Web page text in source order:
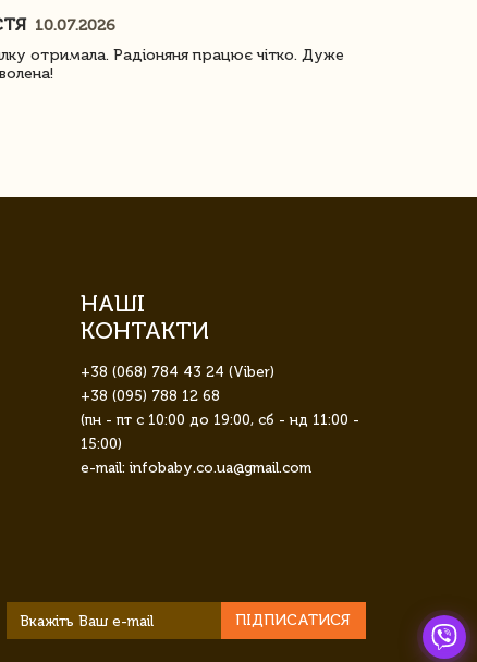
10.07.2026
отримала. Радіоняня працює чітко. Дуже
НАШІ
КОНТАКТИ
+38 (068) 784 43 24 (Viber)
+38 (095) 788 12 68
(пн - пт с 10:00 до 19:00, сб - нд 11:00 -
15:00)
e-mail: infobaby.co.ua@gmail.com
ПІДПИСАТИСЯ